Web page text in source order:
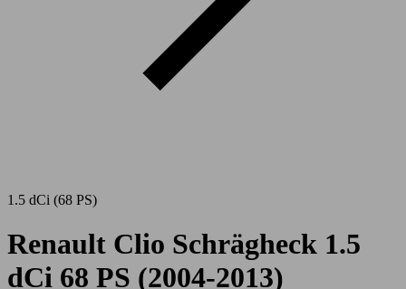
1.5 dCi (68 PS)
Renault Clio Schrägheck 1.5
dCi 68 PS (2004-2013)